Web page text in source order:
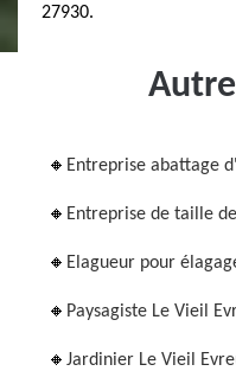
27930.
Entreprise abattage
Entreprise de taille
Elagueur pour
Paysagiste Le Vieil
Jardinier Le Vieil